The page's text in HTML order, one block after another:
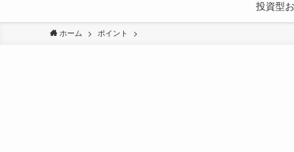
投資型
ホーム ポイント